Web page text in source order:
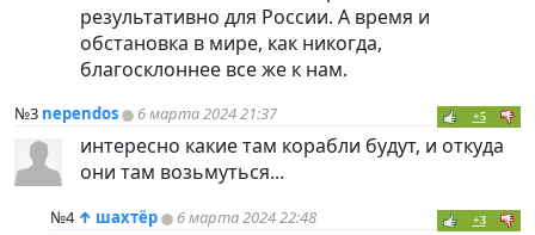
результативно для России. А время и
обстановка в мире, как никогда,
благосклоннее все же к нам.
№3 nependos 6 марта 2024 21:37 +5
интересно какие там корабли будут, и откуда
они там возьмуться...
№4 ↑ шахтёр 6 марта 2024 22:48 +3